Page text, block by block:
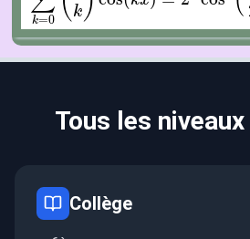
k=0
k
Tous les
Collège